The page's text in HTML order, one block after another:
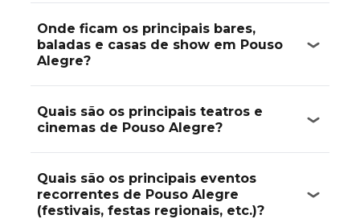
Onde ficam os principais bares,
baladas e casas de show em Pouso
Alegre?
Quais são os principais teatros e
cinemas de Pouso Alegre?
Quais são os principais eventos
recorrentes de Pouso Alegre
(festivais, festas regionais, etc.)?